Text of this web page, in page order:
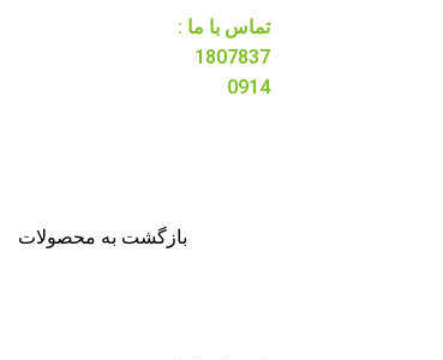
تماس با ما :
1807837
0914
بازگشت به محصولات